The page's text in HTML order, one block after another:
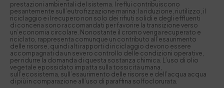
prestazioni ambientali del sistema. I reflui contribuiscono
pesantemente sull’eutrofizzazione marina: la riduzione, riutilizzo, il
riciclaggio e il recupero non solo dei rifiuti solidi e degli effluenti
di conceria sono raccomandati per favorire la transizione verso
un’economia circolare. Nonostante il cromo venga recuperato e
riciclato, rappresenta comunque un contributo all’esaurimento
delle risorse, quindi alti rapporti di riciclaggio devono essere
accompagnati da un severo controllo delle condizioni operative,
per ridurre la domanda di questa sostanza chimica. L’uso di olio
vegetale epossidato impatta sulla tossicità umana,
sull’ecosistema, sull’esaurimento delle risorse e dell’acqua acqua
di più in comparazione all’uso di paraffina solfoclorurata.